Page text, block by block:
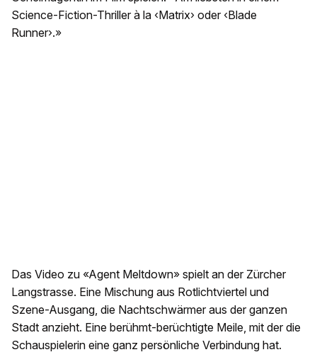
Science-Fiction-Thriller à la ‹Matrix› oder ‹Blade
Runner›.»
Das Video zu «Agent Meltdown» spielt an der Zürcher
Langstrasse. Eine Mischung aus Rotlichtviertel und
Szene-Ausgang, die Nachtschwärmer aus der ganzen
Stadt anzieht. Eine berühmt-berüchtigte Meile, mit der die
Schauspielerin eine ganz persönliche Verbindung hat.